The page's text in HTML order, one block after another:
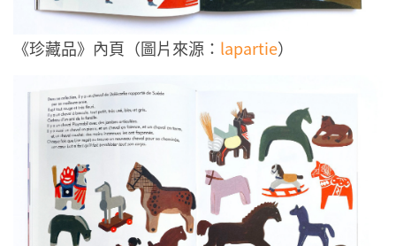
《珍藏品》內頁（圖片來源： lapartie）